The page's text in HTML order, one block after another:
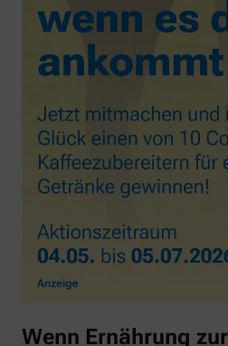
Wenn Ernährung zur